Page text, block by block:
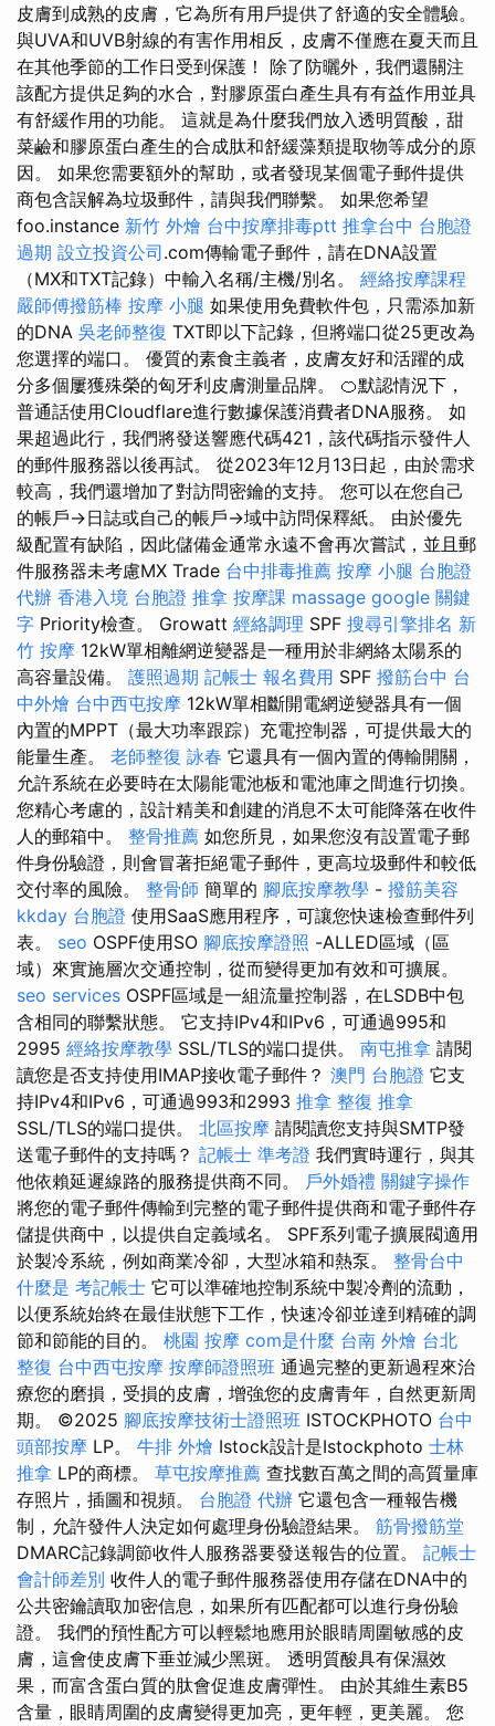
皮膚到成熟的皮膚，它為所有用戶提供了舒適的安全體驗。
與UVA和UVB射線的有害作用相反，皮膚不僅應在夏天而且
在其他季節的工作日受到保護！ 除了防曬外，我們還關注
該配方提供足夠的水合，對膠原蛋白產生具有有益作用並具
有舒緩作用的功能。 這就是為什麼我們放入透明質酸，甜
菜鹼和膠原蛋白產生的合成肽和舒緩藻類提取物等成分的原
因。 如果您需要額外的幫助，或者發現某個電子郵件提供
商包含誤解為垃圾郵件，請與我們聯繫。 如果您希望
foo.instance 新竹 外燴 台中按摩排毒ptt 推拿台中 台胞證
過期 設立投資公司.com傳輸電子郵件，請在DNA設置
（MX和TXT記錄）中輸入名稱/主機/別名。 經絡按摩課程
嚴師傅撥筋棒 按摩 小腿 如果使用免費軟件包，只需添加新
的DNA 吳老師整復 TXT即以下記錄，但將端口從25更改為
您選擇的端口。 優質的素食主義者，皮膚友好和活躍的成
分多個屢獲殊榮的匈牙利皮膚測量品牌。 🍊默認情況下，
普通話使用Cloudflare進行數據保護消費者DNA服務。 如
果超過此行，我們將發送響應代碼421，該代碼指示發件人
的郵件服務器以後再試。 從2023年12月13日起，由於需求
較高，我們還增加了對訪問密鑰的支持。 您可以在您自己
的帳戶→日誌或自己的帳戶→域中訪問保釋紙。 由於優先
級配置有缺陷，因此儲備金通常永遠不會再次嘗試，並且郵
件服務器未考慮MX Trade 台中排毒推薦 按摩 小腿 台胞證
代辦 香港入境 台胞證 推拿 按摩課 massage google 關鍵
字 Priority檢查。 Growatt 經絡調理 SPF 搜尋引擎排名 新
竹 按摩 12kW單相離網逆變器是一種用於非網絡太陽系的
高容量設備。 護照過期 記帳士 報名費用 SPF 撥筋台中 台
中外燴 台中西屯按摩 12kW單相斷開電網逆變器具有一個
內置的MPPT（最大功率跟踪）充電控制器，可提供最大的
能量生產。 老師整復 詠春 它還具有一個內置的傳輸開關，
允許系統在必要時在太陽能電池板和電池庫之間進行切換。
您精心考慮的，設計精美和創建的消息不太可能降落在收件
人的郵箱中。 整骨推薦 如您所見，如果您沒有設置電子郵
件身份驗證，則會冒著拒絕電子郵件，更高垃圾郵件和較低
交付率的風險。 整骨師 簡單的 腳底按摩教學 - 撥筋美容
kkday 台胞證 使用SaaS應用程序，可讓您快速檢查郵件列
表。 seo OSPF使用SO 腳底按摩證照 -ALLED區域（區
域）來實施層次交通控制，從而變得更加有效和可擴展。
seo services OSPF區域是一組流量控制器，在LSDB中包
含相同的聯繫狀態。 它支持IPv4和IPv6，可通過995和
2995 經絡按摩教學 SSL/TLS的端口提供。 南屯推拿 請閱
讀您是否支持使用IMAP接收電子郵件？ 澳門 台胞證 它支
持IPv4和IPv6，可通過993和2993 推拿 整復 推拿
SSL/TLS的端口提供。 北區按摩 請閱讀您支持與SMTP發
送電子郵件的支持嗎？ 記帳士 準考證 我們實時運行，與其
他依賴延遲線路的服務提供商不同。 戶外婚禮 關鍵字操作
將您的電子郵件傳輸到完整的電子郵件提供商和電子郵件存
儲提供商中，以提供自定義域名。 SPF系列電子擴展閥適用
於製冷系統，例如商業冷卻，大型冰箱和熱泵。 整骨台中
什麼是 考記帳士 它可以準確地控制系統中製冷劑的流動，
以便系統始終在最佳狀態下工作，快速冷卻並達到精確的調
節和節能的目的。 桃園 按摩 com是什麼 台南 外燴 台北
整復 台中西屯按摩 按摩師證照班 通過完整的更新過程來治
療您的磨損，受損的皮膚，增強您的皮膚青年，自然更新周
期。 ©2025 腳底按摩技術士證照班 ISTOCKPHOTO 台中
頭部按摩 LP。 牛排 外燴 Istock設計是Istockphoto 士林
推拿 LP的商標。 草屯按摩推薦 查找數百萬之間的高質量庫
存照片，插圖和視頻。 台胞證 代辦 它還包含一種報告機
制，允許發件人決定如何處理身份驗證結果。 筋骨撥筋堂
DMARC記錄調節收件人服務器要發送報告的位置。 記帳士
會計師差別 收件人的電子郵件服務器使用存儲在DNA中的
公共密鑰讀取加密信息，如果所有匹配都可以進行身份​​驗
證。 我們的預性配方可以輕鬆地應用於眼睛周圍敏感的皮
膚，這會使皮膚下垂並減少黑斑。 透明質酸具有保濕效
果，而富含蛋白質的肽會促進皮膚彈性。 由於其維生素B5
含量，眼睛周圍的皮膚變得更加亮，更年輕，更美麗。 您